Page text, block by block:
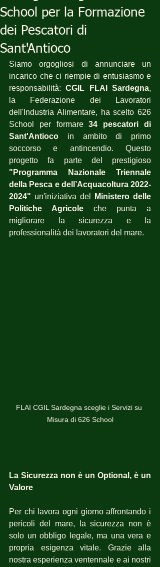
School per la Formazione
dei Pescatori di
Sant'Antioco
Siamo orgogliosi di annunciare un
incarico che ci riempie di entusiasmo e
responsabilità: CGIL FLAI Sardegna,
la Federazione dei Lavoratori
dell'Industria Alimentare, ha scelto 626
School per formare 34 pescatori di
Sant'Antioco in ambito di primo
soccorso e antincendio. Questo
progetto fa parte del prestigioso
"Programma Nazionale Triennale
della Pesca e dell’Acquacoltura 2022-
2024" un'iniziativa del
Ministero delle
Politiche Agricole che punta a
migliorare la sicurezza e la
professionalità dei lavoratori del mare.
FLAI CGIL Sardegna sceglie i Servizi su
Misura di 626 School
La Sicurezza non è un Optional, è un
Valore
Per chi lavora ogni giorno affrontando i
pericoli del mare, la sicurezza non è
solo un obbligo legale, ma una vera e
propria esigenza vitale. Grazie alla
nostra esperienza ventennale e ai nostri